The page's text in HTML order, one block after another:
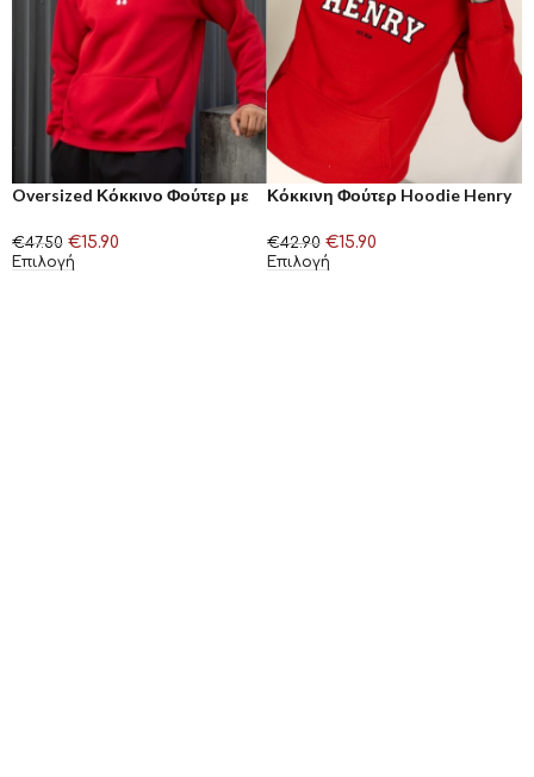
Oversized Κόκκινο Φούτερ με
€47.50 €15.90
Επιλογή
Κόκκινη Φούτερ Hoodie Henry
€42.90 €15.90
Επιλογή